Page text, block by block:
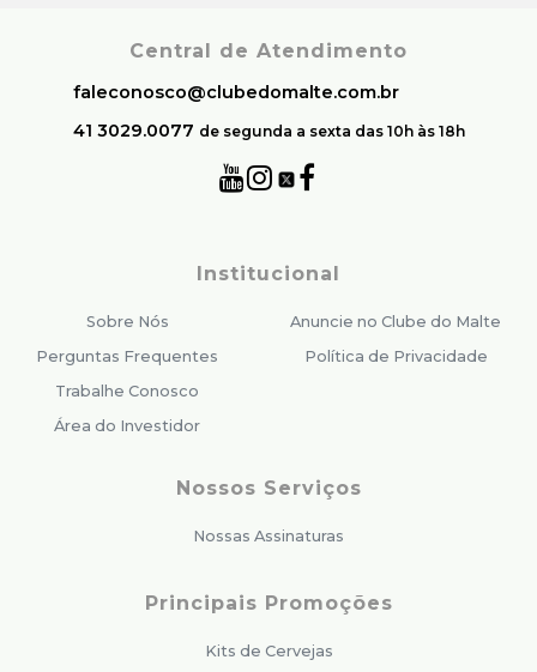
Central de Atendimento
faleconosco@clubedomalte.com.br
41 3029.0077 de segunda a sexta das 10h às 18h
Institucional
Sobre Nós
Perguntas Frequentes
Trabalhe Conosco
Área do Investidor
Anuncie no Clube do Malte
Política de Privacidade
Nossos Serviços
Nossas Assinaturas
Principais Promoções
Kits de Cervejas